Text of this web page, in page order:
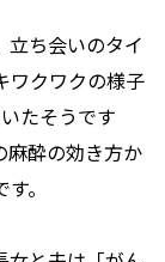
立ち会いのタイ
ワクワクの様子
たそうです
麻酔の効き方か
。